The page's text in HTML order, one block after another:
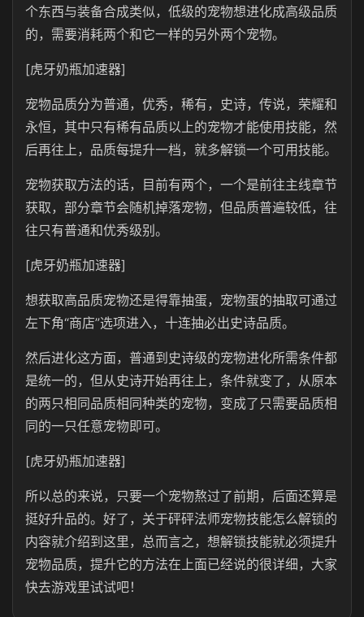
个东西与装备合成类似，低级的宠物想进化成高级品质
的，需要消耗两个和它一样的另外两个宠物。
[虎牙奶瓶加速器]
宠物品质分为普通，优秀，稀有，史诗，传说，荣耀和
永恒，其中只有稀有品质以上的宠物才能使用技能，然
后再往上，品质每提升一档，就多解锁一个可用技能。
宠物获取方法的话，目前有两个，一个是前往主线章节
获取，部分章节会随机掉落宠物，但品质普遍较低，往
往只有普通和优秀级别。
[虎牙奶瓶加速器]
想获取高品质宠物还是得靠抽蛋，宠物蛋的抽取可通过
左下角“商店”选项进入，十连抽必出史诗品质。
然后进化这方面，普通到史诗级的宠物进化所需条件都
是统一的，但从史诗开始再往上，条件就变了，从原本
的两只相同品质相同种类的宠物，变成了只需要品质相
同的一只任意宠物即可。
[虎牙奶瓶加速器]
所以总的来说，只要一个宠物熬过了前期，后面还算是
挺好升品的。好了，关于砰砰法师宠物技能怎么解锁的
内容就介绍到这里，总而言之，想解锁技能就必须提升
宠物品质，提升它的方法在上面已经说的很详细，大家
快去游戏里试试吧！